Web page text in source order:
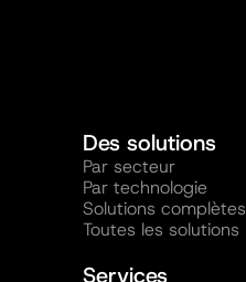
Des solutions
Par secteur
Par technologie
Solutions complètes
Toutes les solutions
Services